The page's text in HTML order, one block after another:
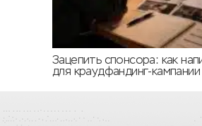
Зацепить спонсора: как
для краудфандинг-кампании